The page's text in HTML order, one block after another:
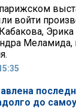
войти
Эрика
Меламида,
до